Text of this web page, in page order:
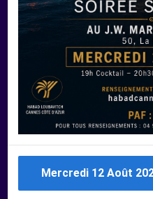
Manger Cacher
Liste des restaurants cacher
Restaurants cacher à Paris
Restaurants cacher à Deauville
Restaurants cacher à Lyon
Restaurants cacher à Marseille
Restaurants cacher Dubaï